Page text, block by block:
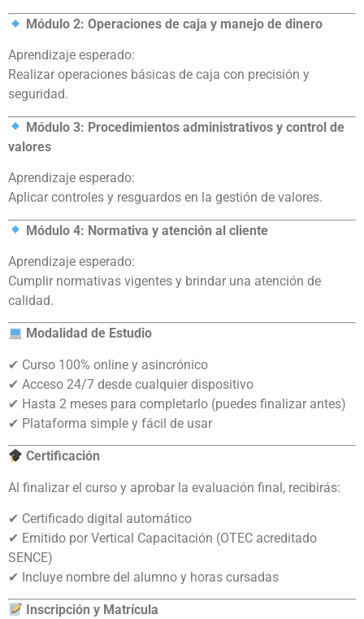
Módulo 2: Operaciones de caja y manejo de dinero
Aprendizaje esperado:
Realizar operaciones básicas de caja con precisión y
seguridad.
Módulo 3: Procedimientos administrativos y control de
valores
Aprendizaje esperado:
Aplicar controles y resguardos en la gestión de valores.
Módulo 4: Normativa y atención al cliente
Aprendizaje esperado:
Cumplir normativas vigentes y brindar una atención de
calidad.
Modalidad de Estudio
✔ Curso 100% online y asincrónico
✔ Acceso 24/7 desde cualquier dispositivo
✔ Hasta 2 meses para completarlo (puedes finalizar antes)
✔ Plataforma simple y fácil de usar
Certificación
Al finalizar el curso y aprobar la evaluación final, recibirás:
✔ Certificado digital automático
✔ Emitido por Vertical Capacitación (OTEC acreditado
SENCE)
✔ Incluye nombre del alumno y horas cursadas
Inscripción y Matrícula